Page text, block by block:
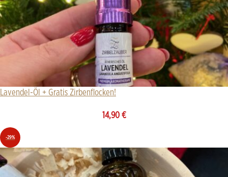
Lavendel-Öl + Gratis Zirbenflocken!
14,90 €
-29%